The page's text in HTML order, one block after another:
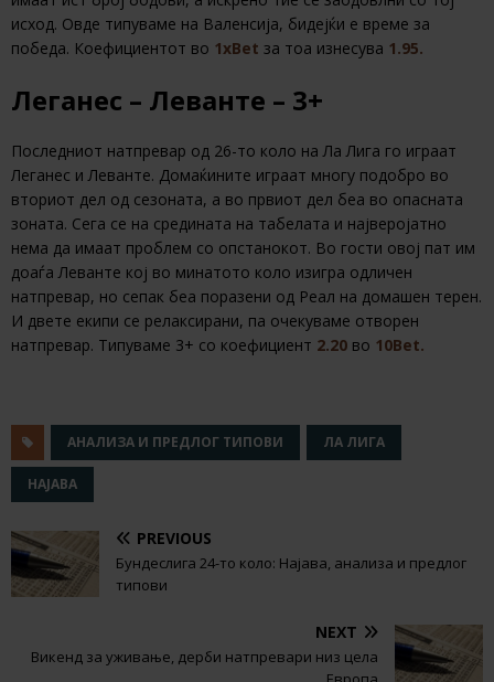
исход. Овде типуваме на Валенсија, бидејќи е време за
победа. Коефициентот во 1xBet за тоа изнесува 1.95.
Леганес – Леванте – 3+
Последниот натпревар од 26-то коло на Ла Лига го играат
Леганес и Леванте. Домаќините играат многу подобро во
вториот дел од сезоната, а во првиот дел беа во опасната
зоната. Сега се на средината на табелата и најверојатно
нема да имаат проблем со опстанокот. Во гости овој пат им
доаѓа Леванте кој во минатото коло изигра одличен
натпревар, но сепак беа поразени од Реал на домашен терен.
И двете екипи се релаксирани, па очекуваме отворен
натпревар. Типуваме 3+ со коефициент 2.20 во 10Bet.
АНАЛИЗА И ПРЕДЛОГ ТИПОВИ ЛА ЛИГА
НАЈАВА
PREVIOUS
Бундеслига 24-то коло: Најава, анализа и предлог
типови
NEXT
Викенд за уживање, дерби натпревари низ цела